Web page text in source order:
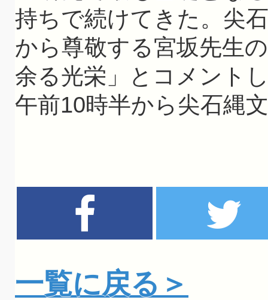
持ちで続けてきた。尖
から尊敬する宮坂先生
余る光栄」とコメント
午前10時半から尖石縄
一覧に戻る＞